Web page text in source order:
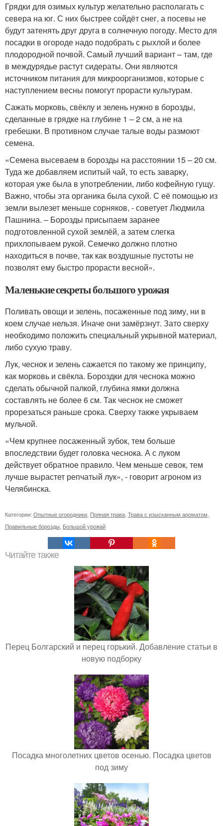
Грядки для озимых культур желательно располагать с
севера на юг. С них быстрее сойдёт снег, а посевы не
будут затенять друг друга в солнечную погоду. Место для
посадки в огороде надо подобрать с рыхлой и более
плодородной почвой. Самый лучший вариант – там, где
в междурядье растут сидераты. Они являются
источником питания для микроорганизмов, которые с
наступлением весны помогут прорасти культурам.
Сажать морковь, свёклу и зелень нужно в борозды,
сделанные в грядке на глубине 1 – 2 см, а не на
гребешки. В противном случае талые воды размоют
семена.
«Семена высеваем в борозды на расстоянии 15 – 20 см.
Туда же добавляем испитый чай, то есть заварку,
которая уже была в употреблении, либо кофейную гущу.
Важно, чтобы эта органика была сухой. С её помощью из
земли вылезет меньше сорняков, - советует Людмила
Пашнина. – Борозды присыпаем заранее
подготовленной сухой землёй, а затем слегка
прихлопываем рукой. Семечко должно плотно
находиться в почве, так как воздушные пустоты не
позволят ему быстро прорасти весной».
Маленькие секреты большого урожая
Поливать овощи и зелень, посаженные под зиму, ни в
коем случае нельзя. Иначе они замёрзнут. Зато сверху
необходимо положить специальный укрывной материал,
либо сухую траву.
Лук, чеснок и зелень сажается по такому же принципу,
как морковь и свёкла. Бороздки для чеснока можно
сделать обычной палкой, глубина ямки должна
составлять не более 6 см. Так чеснок не сможет
прорезаться раньше срока. Сверху также укрываем
мульчой.
«Чем крупнее посаженный зубок, тем больше
впоследствии будет головка чеснока. А с луком
действует обратное правило. Чем меньше севок, тем
лучше вырастет репчатый лук», - говорит агроном из
Челябинска.
Категории: Опытные огородники, Пряная трава, Трава с изысканным ароматом,
Правильные борозды, Большой урожай
Читайте также
Перец Болгарский и перец горький. Добавление статьи в
новую подборку
Посадка многолетних цветов осенью. Посадка цветов
под зиму